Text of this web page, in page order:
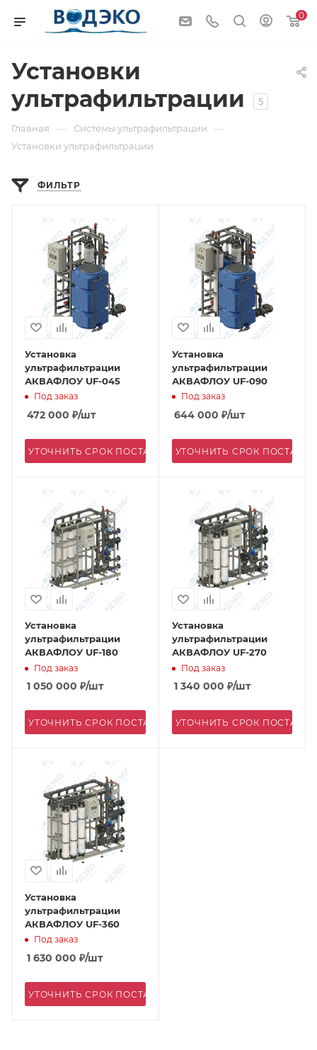
0
Установки
ультрафильтрации
5
Главная — Системы ультрафильтрации —
Установки ультрафильтрации
ФИЛЬТР
Установка
ультрафильтрации
АКВАФЛОУ UF-045
Под заказ
472 000 ₽/шт
УТОЧНИТЬ СРОК ПОСТАВКИ
Установка
ультрафильтрации
АКВАФЛОУ UF-090
Под заказ
644 000 ₽/шт
УТОЧНИТЬ СРОК
Установка
ультрафильтрации
АКВАФЛОУ UF-180
Под заказ
1 050 000 ₽/шт
УТОЧНИТЬ СРОК ПОСТАВКИ
Установка
ультрафильтрации
АКВАФЛОУ UF-270
Под заказ
1 340 000 ₽/шт
УТОЧНИТЬ СРОК
Установка
ультрафильтрации
АКВАФЛОУ UF-360
Под заказ
1 630 000 ₽/шт
УТОЧНИТЬ СРОК ПОСТАВКИ